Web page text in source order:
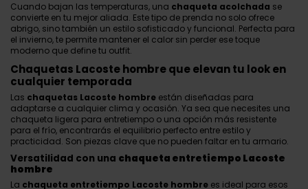
Cuando bajan las temperaturas, una chaqueta acolchada se
convierte en tu mejor aliada. Este tipo de prenda no solo ofrece
abrigo, sino también un estilo sofisticado y funcional. Perfecta para
el invierno, te permite mantener el calor sin perder ese toque
moderno que define tu outfit.
Chaquetas Lacoste hombre que elevan tu look en
cualquier temporada
Las chaquetas Lacoste hombre están diseñadas para
adaptarse a cualquier clima y ocasión. Ya sea que necesites una
chaqueta ligera para entretiempo o una opción más resistente
para el frío, encontrarás el equilibrio perfecto entre estilo y
practicidad. Son piezas clave que no pueden faltar en tu armario.
Versatilidad con una chaqueta entretiempo Lacoste
hombre
La chaqueta entretiempo Lacoste hombre es ideal para esos